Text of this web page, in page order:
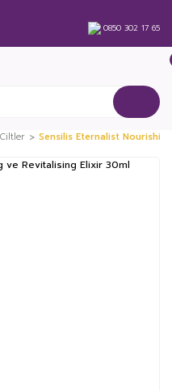
0850 302 17 65
Sensilis Eternalist